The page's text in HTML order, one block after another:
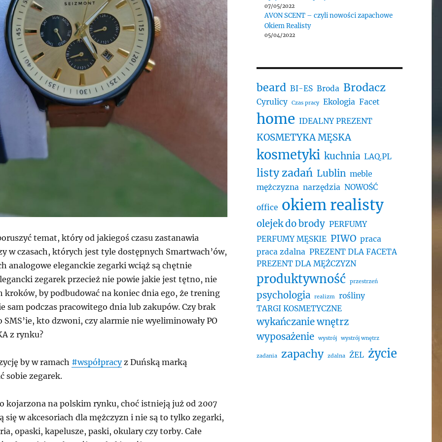
temat, który od jakiegoś czasu zastanawia
w czasach, których jest tyle dostępnych Smartwach’ów,
analogowe eleganckie zegarki wciąż są chętnie
zegarek przecież nie powie jakie jest tętno, nie
kroków, by podbudować na koniec dnia ego, że trening
sam podczas pracowitego dnia lub zakupów. Czy brak
kto dzwoni, czy alarmie nie wyeliminowały PO
z rynku?
by w ramach #współpracyz Duńską marką
sobie zegarek.
kojarzona na polskim rynku, choć istnieją już od 2007
się w akcesoriach dla mężczyzn i nie są to tylko zegarki,
opaski, kapelusze, paski, okulary czy torby. Całe
07/05/2022
AVON SCENT – czyli nowości zapachowe
Okiem Realisty
05/04/2022
beard BI-ES Broda Brodacz
Cyrulicy Czas pracy Ekologia Facet
home IDEALNY PREZENT
KOSMETYKA MĘSKA
kosmetyki kuchnia LAQ.PL
listy zadań Lublin meble
mężczyzna narzędzia NOWOŚĆ
office okiem realisty
olejek do brody PERFUMY
PERFUMY MĘSKIE PIWO praca
praca zdalna PREZENT DLA FACETA
PREZENT DLA MĘŻCZYZN
produktywność przestrzeń
psychologia realizm
rośliny
TARGI KOSMETYCZNE
wykańczanie wnętrz
wyposażenie
wystrój wystrój wnętrz
zadania zapachy zdalna ŻEL życie